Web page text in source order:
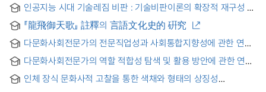
인공지능 시대 기술레짐 비판 : 기술비판이론의 확장적 재구성 =
Questioning a Technological Regime in the Age of AI :
Expanding the Critical Theory of Technology
『龍飛御天歌』 註釋의 言語文化史的 硏究
다문화사회전문가의 전문직업성과 사회통합지향성에 관한 연구
professionalism and social integration orientation of the
multicultural society expert : focused on
human·social·psychological capital
다문화사회전문가의 역할 적합성 탐색 및 활용 방안에 관한 연구
Experts
인체 장식 문화사적 고찰을 통한 색채와 형태의 상징성